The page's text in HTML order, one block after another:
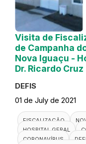
Visita de
de Campanha
Nova Iguaçu -
Dr. Ricardo Cruz
DEFIS
01 de July de 2021
FISCALIZAÇÃO
HOSPITAL GERAL
CORONAVÍRUS